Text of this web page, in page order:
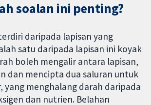
soalan ini penting?
daripada lapisan yang
satu daripada lapisan ini koyak
boleh mengalir antara lapisan,
dan mencipta dua saluran untuk
yang menghalang darah daripada
dan nutrien. Belahan